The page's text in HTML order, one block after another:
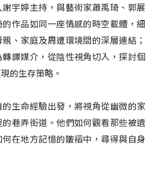
宇婷主持，與藝術家蕭禹琦、郭展
作品如同一座情感的時空載體，細
、家庭及周遭環境間的深層連結；
譯媒介，從陰性視角切入，探討個
的生存策略。
生命經驗出發，將視角從幽微的家
巷弄街道。他們如何觀看那些被遺
在地方記憶的皺褶中，尋得與自身